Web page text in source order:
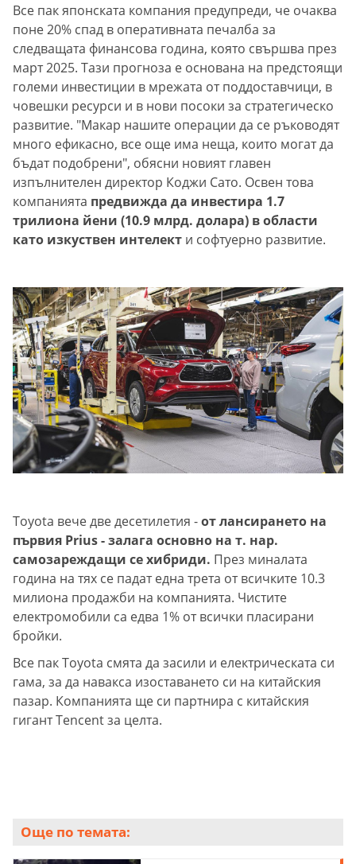
Все пак японската компания предупреди, че очаква
поне 20% спад в оперативната печалба за
следващата финансова година, която свършва през
март 2025. Тази прогноза е основана на предстоящи
големи инвестиции в мрежата от поддоставчици, в
човешки ресурси и в нови посоки за стратегическо
развитие. "Макар нашите операции да се ръководят
много ефикасно, все още има неща, които могат да
бъдат подобрени", обясни новият главен
изпълнителен директор Коджи Сато. Освен това
компанията предвижда да инвестира 1.7
трилиона йени (10.9 млрд. долара) в области
като изкуствен интелект и софтуерно развитие.
Toyota вече две десетилетия -от лансирането на
първия Prius - залага основно на т. нар.
самозареждащи се хибриди. През миналата
година на тях се падат една трета от всичките 10.3
милиона продажби на компанията. Чистите
електромобили са едва 1% от всички пласирани
бройки.
Все пак Toyota смята да засили и електрическата си
гама, за да навакса изоставането си на китайския
пазар. Компанията ще си партнира с китайския
гигант Tencent за целта.
Още по темата: